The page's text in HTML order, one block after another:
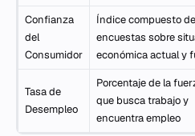
Confianza
del
Consumidor
Índice compuesto de
encuestas sobre
económica actual y
Tasa de
Desempleo
Porcentaje de la
que busca trabajo y
encuentra empleo